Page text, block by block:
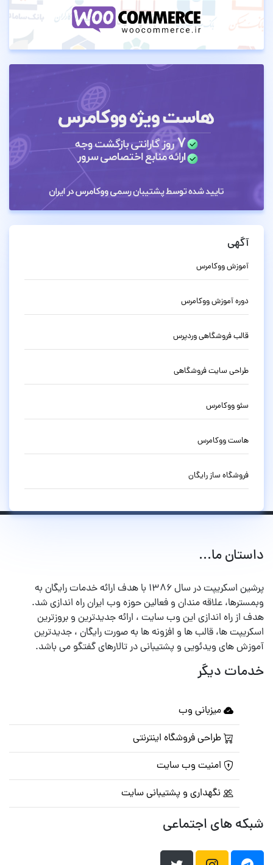
آگهی
آموزش ووکامرس
دوره آموزش ووکامرس
قالب فروشگاهی وردپرس
طراحی سایت فروشگاهی
سئو ووکامرس
هاست ووکامرس
فروشگاه ساز رایگان
داستان ما...
پرشین اسکریپت در سال ۱۳۸۶ با هدف ارائه خدمات رایگان به
وبمسترها، علاقه مندان و فعالین حوزه وب ایران راه اندازی شد.
هدف از راه اندازی این وب سایت ، ارائه جدیدترین و بروزترین
اسکریپت ها، قالب ها و افزونه ها به صورت رایگان ، جدیدترین
آموزش های ویدئویی و پشتیبانی در تالارهای گفتگو می باشد.
خدمات دیگر
میزبانی وب
طراحی فروشگاه اینترنتی
امنیت وب سایت
نگهداری و پشتیبانی سایت
شبکه های اجتماعی